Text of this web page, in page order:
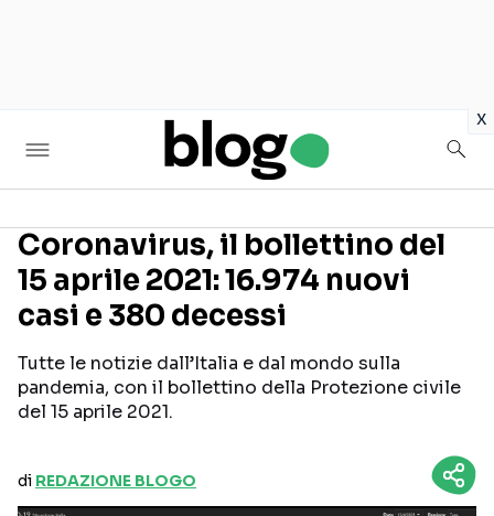
x
Seguici sui social
Coronavirus, il bollettino del
15 aprile 2021: 16.974 nuovi
casi e 380 decessi
Tutte le notizie dall’Italia e dal mondo sulla
pandemia, con il bollettino della Protezione civile
del 15 aprile 2021.
di REDAZIONE BLOGO